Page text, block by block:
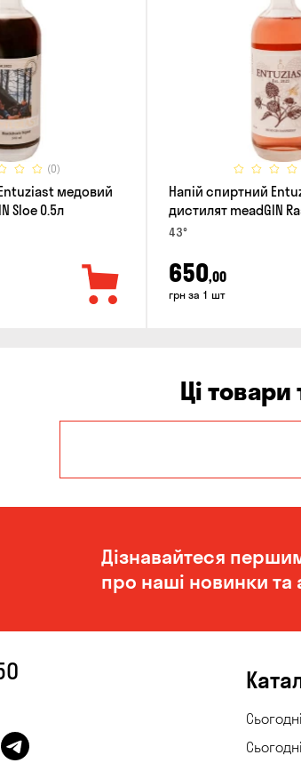
(0)
медовий
Sloe 0.5л
Напій спиртний
дистилят meadGIN
43°
650,00
грн за 1 шт
Ці товари
Миколаїв Одеса
Дізнавайтеся
про наші новинки та